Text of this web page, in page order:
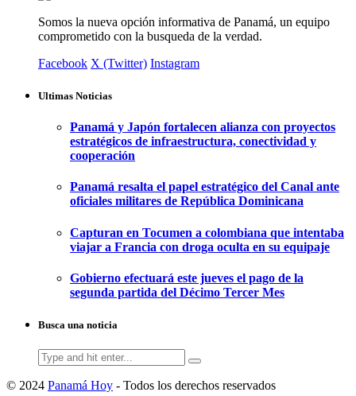
Somos la nueva opción informativa de Panamá, un equipo
comprometido con la busqueda de la verdad.
Facebook X (Twitter) Instagram
Ultimas Noticias
Panamá y Japón fortalecen alianza con proyectos
estratégicos de infraestructura, conectividad y
cooperación
Panamá resalta el papel estratégico del Canal ante
oficiales militares de República Dominicana
Capturan en Tocumen a colombiana que intentaba
viajar a Francia con droga oculta en su equipaje
Gobierno efectuará este jueves el pago de la
segunda partida del Décimo Tercer Mes
Busca una noticia
Search
for:
© 2024 Panamá Hoy - Todos los derechos reservados